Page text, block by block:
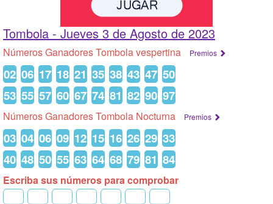
Tombola - Jueves 3 de Agosto de 2023
Números Ganadores Tombola vespertina Premios
02 06 17 18 21 35 38 43 47 50
53 55 57 60 67 74 81 82 90 97
Números Ganadores Tombola Nocturna Premios
03 04 06 09 12 15 16 26 29 33
40 48 50 55 63 64 68 79 81 84
Escriba sus números para comprobar